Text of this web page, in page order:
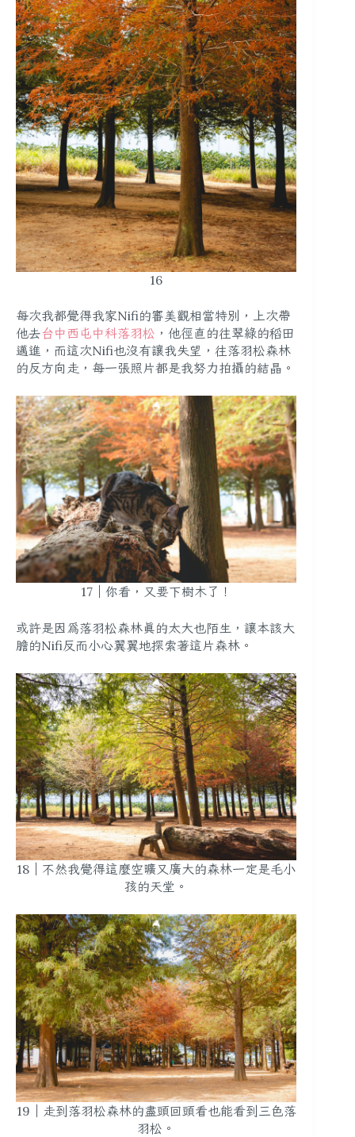
16
每次我都覺得我家Nifi的審美觀相當特別，上次帶
他去台中西屯中科落羽松 ，他徑直的往翠綠的稻田
邁進，而這次Nifi也沒有讓我失望，往落羽松森林
的反方向走，每一張照片都是我努力拍攝的結晶。
17｜你看，又要下樹木了！
或許是因為落羽松森林真的太大也陌生，讓本該大
膽的Nifi反而小心翼翼地探索著這片森林。
18｜不然我覺得這麼空曠又廣大的森林一定是毛小
孩的天堂。
19｜走到落羽松森林的盡頭回頭看也能看到三色落
羽松。